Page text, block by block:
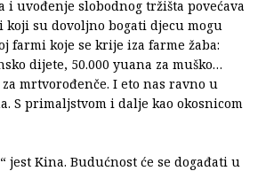
i uvođenje slobodnog tržišta povećava
koji su dovoljno bogati djecu mogu
farmi koje se krije iza farme žaba:
dijete, 50.000 yuana za muško…
za mrtvorođenče. I eto nas ravno u
S primaljstvom i dalje kao okosnicom
jest Kina. Budućnost će se događati u